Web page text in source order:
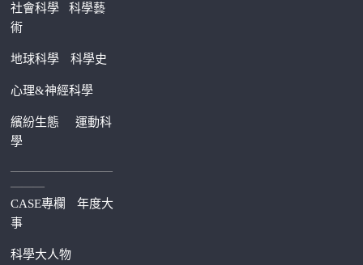
社會科學科學藝
術
地球科學 科學史
心理&神經科學
繽紛生態運動科
學
—————————
———
CASE專欄
年度大
事
科學大人物